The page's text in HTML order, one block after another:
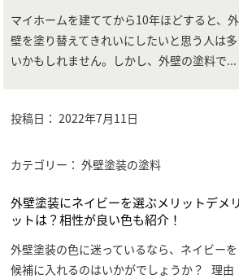
マイホームを建ててから10年ほどすると、外
壁を塗り替えてきれいにしたいと思う人は多
いかもしれません。しかし、外壁の塗料で...
投稿日：2022年7月11日
カテゴリー： 外壁塗装の塗料
外壁塗装にネイビーを選ぶメリットデメリ
ットは？相性が良い色も紹介！
外壁塗装の色に迷っているなら、ネイビーを
候補に入れるのはいかがでしょうか？ 理由